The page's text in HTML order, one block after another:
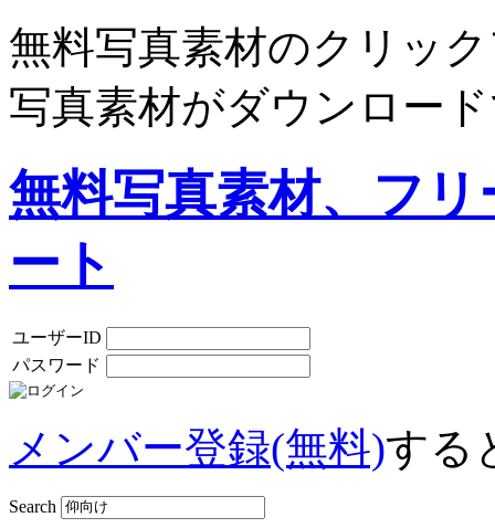
無料写真素材のクリッ
写真素材がダウンロー
無料写真素材、フ
ート
ユーザーID
パスワード
メンバー登録(無料)する
Search